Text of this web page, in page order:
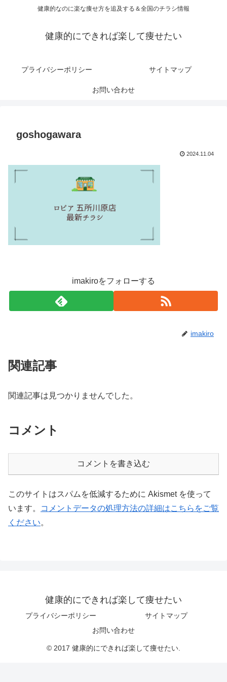
健康的なのに楽な痩せ方を追及する＆全国のチラシ情報
健康的にできれば楽して痩せたい
プライバシーポリシー サイトマップ
お問い合わせ
goshogawara
2024.11.04
imakiroをフォローする
imakiro
関連記事
関連記事は見つかりませんでした。
コメント
コメントを書き込む
このサイトはスパムを低減するために Akismet を使って
います。
コメントデータの処理方法の詳細はこちらをご覧
ください。
健康的にできれば楽して痩せたい
プライバシーポリシー
サイトマップ
お問い合わせ
© 2017 健康的にできれば楽して痩せたい.